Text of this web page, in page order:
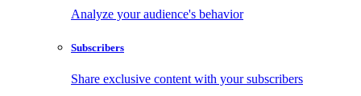
Analyze your audience's behavior
Subscribers
Share exclusive content with your subscribers